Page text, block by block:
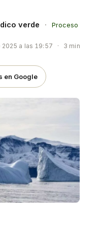
verde ·
Proceso
a las 19:57 ·
3 min
en Google